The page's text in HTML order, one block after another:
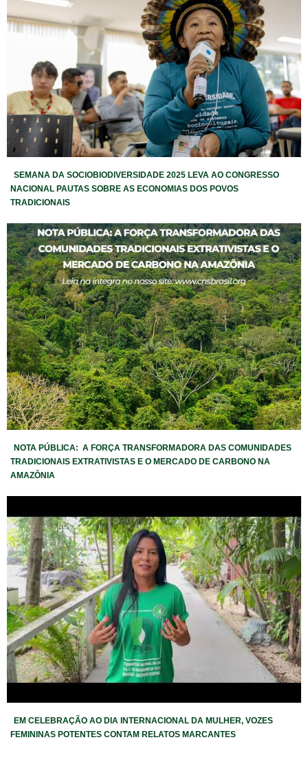
SEMANA DA SOCIOBIODIVERSIDADE 2025 LEVA AO CONGRESSO
NACIONAL PAUTAS SOBRE AS ECONOMIAS DOS POVOS
TRADICIONAIS
NOTA PÚBLICA: A FORÇA TRANSFORMADORA DAS COMUNIDADES
TRADICIONAIS EXTRATIVISTAS E O MERCADO DE CARBONO NA
AMAZÔNIA
EM CELEBRAÇÃO AO DIA INTERNACIONAL DA MULHER, VOZES
FEMININAS POTENTES CONTAM RELATOS MARCANTES